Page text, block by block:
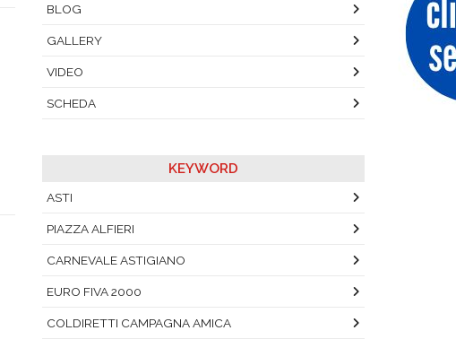
BLOG
GALLERY
VIDEO
SCHEDA
KEYWORD
ASTI
PIAZZA ALFIERI
CARNEVALE ASTIGIANO
EURO FIVA 2000
COLDIRETTI CAMPAGNA AMICA